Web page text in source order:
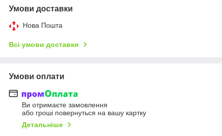
Умови доставки
Нова Пошта
Всі умови доставки
Умови оплати
Ви отримаєте замовлення
або гроші повернуться на вашу картку
Детальніше